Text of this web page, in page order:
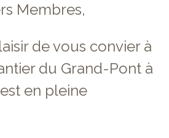
Membres,
de vous convier à
du Grand-Pont à
en pleine